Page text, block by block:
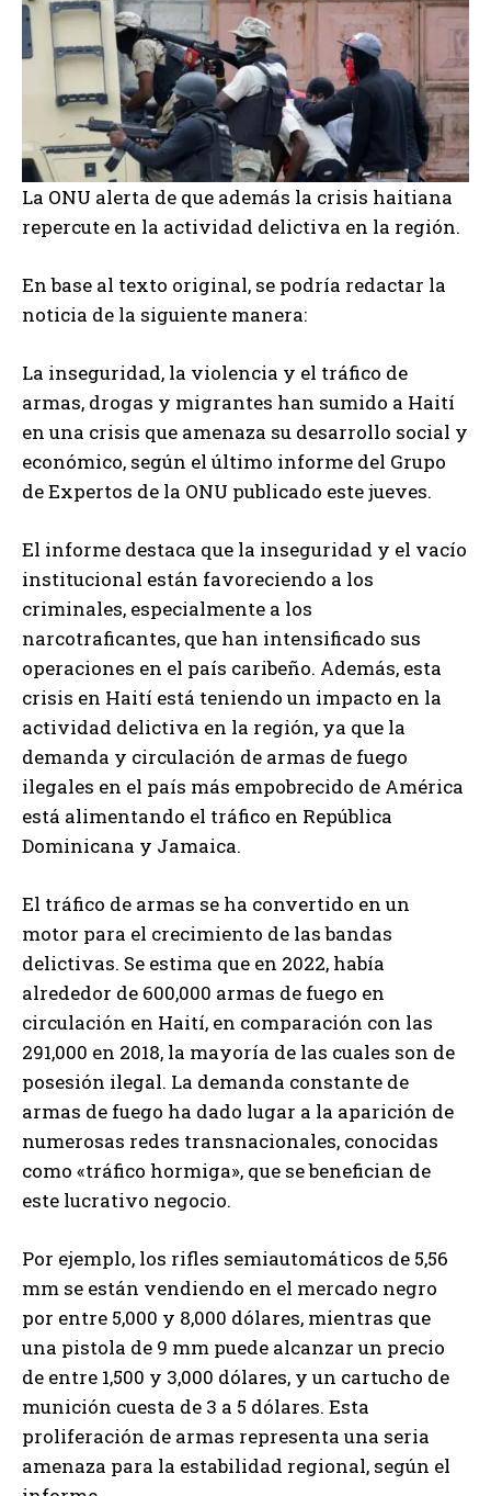
La ONU alerta de que además la crisis haitiana
repercute en la actividad delictiva en la región.
En base al texto original, se podría redactar la
noticia de la siguiente manera:
La inseguridad, la violencia y el tráfico de
armas, drogas y migrantes han sumido a Haití
en una crisis que amenaza su desarrollo social y
económico, según el último informe del Grupo
de Expertos de la ONU publicado este jueves.
El informe destaca que la inseguridad y el vacío
institucional están favoreciendo a los
criminales, especialmente a los
narcotraficantes, que han intensificado sus
operaciones en el país caribeño. Además, esta
crisis en Haití está teniendo un impacto en la
actividad delictiva en la región, ya que la
demanda y circulación de armas de fuego
ilegales en el país más empobrecido de América
está alimentando el tráfico en República
Dominicana y Jamaica.
El tráfico de armas se ha convertido en un
motor para el crecimiento de las bandas
delictivas. Se estima que en 2022, había
alrededor de 600,000 armas de fuego en
circulación en Haití, en comparación con las
291,000 en 2018, la mayoría de las cuales son de
posesión ilegal. La demanda constante de
armas de fuego ha dado lugar a la aparición de
numerosas redes transnacionales, conocidas
como «tráfico hormiga», que se benefician de
este lucrativo negocio.
Por ejemplo, los rifles semiautomáticos de 5,56
mm se están vendiendo en el mercado negro
por entre 5,000 y 8,000 dólares, mientras que
una pistola de 9 mm puede alcanzar un precio
de entre 1,500 y 3,000 dólares, y un cartucho de
munición cuesta de 3 a 5 dólares. Esta
proliferación de armas representa una seria
amenaza para la estabilidad regional, según el